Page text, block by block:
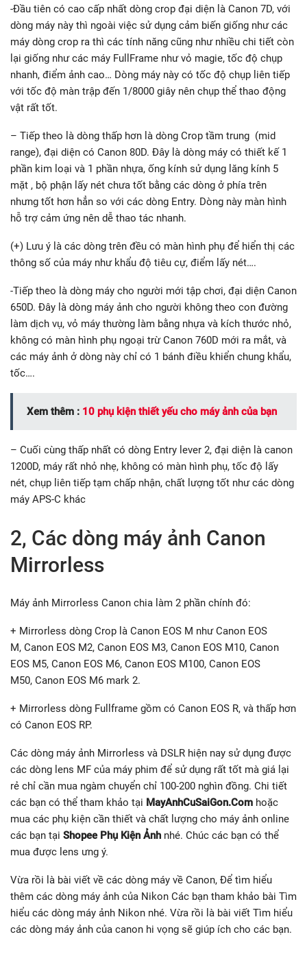
-Đầu tiên có cao cấp nhất dòng crop đại diện là Canon 7D, với
dòng máy này thì ngoài việc sử dụng cảm biến giống như các
máy dòng crop ra thì các tính năng cũng như nhiều chi tiết còn
lại giống như các máy FullFrame như vỏ magie, tốc độ chụp
nhanh, điểm ảnh cao… Dòng máy này có tốc độ chụp liên tiếp
với tốc độ màn trập đến 1/8000 giây nên chụp thể thao động
vật rất tốt.
– Tiếp theo là dòng thấp hơn là dòng Crop tầm trung (mid
range), đại diện có Canon 80D. Đây là dòng máy có thiết kế 1
phần kim loại và 1 phần nhựa, ống kính sử dụng lăng kính 5
mặt , bộ phận lấy nét chưa tốt bằng các dòng ở phía trên
nhưng tốt hơn hẳn so với các dòng Entry. Dòng này màn hình
hỗ trợ cảm ứng nên dễ thao tác nhanh.
(+) Lưu ý là các dòng trên đều có màn hình phụ để hiển thị các
thông số của máy như khẩu độ tiêu cự, điểm lấy nét….
-Tiếp theo là dòng máy cho người mới tập chơi, đại diện Canon
650D. Đây là dòng máy ảnh cho người không theo con đường
làm dịch vụ, vỏ máy thường làm bằng nhựa và kích thước nhỏ,
không có màn hình phụ ngoại trừ Canon 760D mới ra mắt, và
các máy ảnh ở dòng này chỉ có 1 bánh điều khiển chung khẩu,
tốc….
Xem thêm : 10 phụ kiện thiết yếu cho máy ảnh của bạn
– Cuối cùng thấp nhất có dòng Entry lever 2, đại diện là canon
1200D, máy rất nhỏ nhẹ, không có màn hình phụ, tốc độ lấy
nét, chụp liên tiếp tạm chấp nhận, chất lượng tốt như các dòng
máy APS-C khác
2, Các dòng máy ảnh Canon
Mirrorless
Máy ảnh Mirrorless Canon chia làm 2 phần chính đó:
+ Mirrorless dòng Crop là Canon EOS M như Canon EOS
M, Canon EOS M2, Canon EOS M3, Canon EOS M10, Canon
EOS M5, Canon EOS M6, Canon EOS M100, Canon EOS
M50, Canon EOS M6 mark 2.
+ Mirrorless dòng Fullframe gồm có Canon EOS R, và thấp hơn
có Canon EOS RP.
Các dòng máy ảnh Mirrorless và DSLR hiện nay sử dụng được
các dòng lens MF của máy phim để sử dụng rất tốt mà giá lại
rẻ chỉ cần mua ngàm chuyển chỉ 100-200 nghìn đồng. Chi tiết
các bạn có thể tham khảo tại MayAnhCuSaiGon.Com hoặc
mua các phụ kiện cần thiết và chất lượng cho máy ảnh online
các bạn tại Shopee Phụ Kiện Ảnh nhé. Chúc các bạn có thể
mua được lens ưng ý.
Vừa rồi là bài viết về các dòng máy về Canon, Để tìm hiểu
thêm các dòng máy ảnh của Nikon Các bạn tham khảo bài Tìm
hiểu các dòng máy ảnh Nikon nhé. Vừa rồi là bài viết Tìm hiểu
các dòng máy ảnh của canon hi vọng sẽ giúp ích cho các bạn.